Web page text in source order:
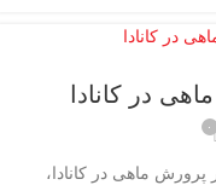
در کانادا
۰
ماهی در کانادا،